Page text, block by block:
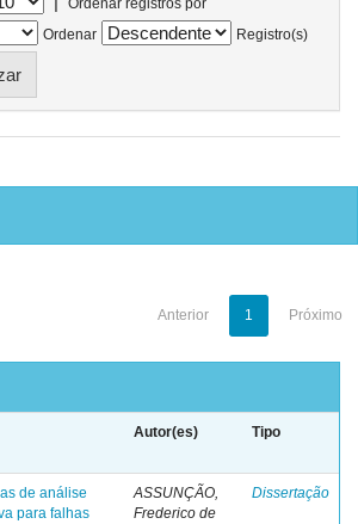
Ordenar registros por
Ordenar
Registro(s)
Anterior 1 Próximo
Autor(es) Tipo
de análise
para falhas
ASSUNÇÃO,
Frederico de
Dissertação